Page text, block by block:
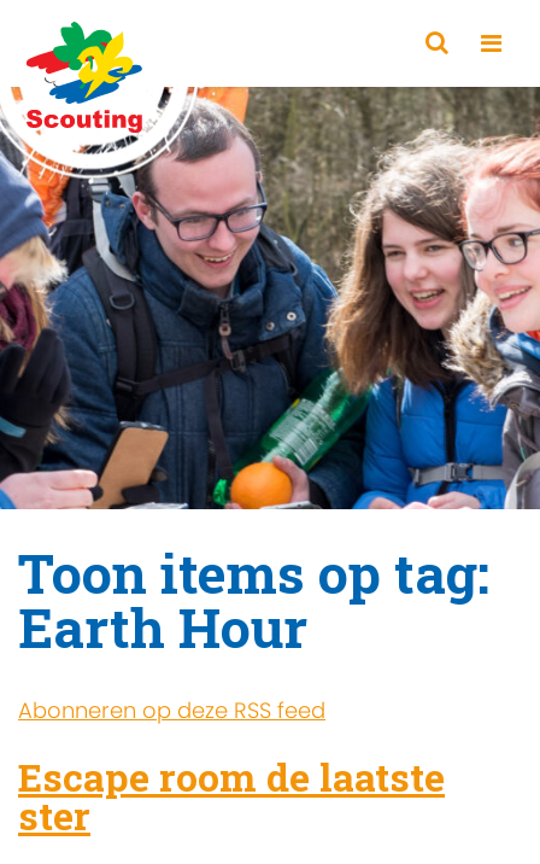
Toon items op tag:
Earth Hour
Abonneren op deze RSS feed
Escape room de laatste
ster